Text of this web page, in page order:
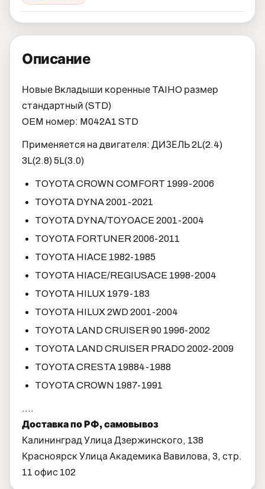
Описание
Новые Вкладыши коренные TAIHO размер
стандартный (STD)
OEM номер: M042A1 STD
Применяется на двигателя: ДИЗЕЛЬ 2L(2.4)
3L(2.8) 5L(3.0)
TOYOTA CROWN COMFORT 1999-2006
TOYOTA DYNA 2001-2021
TOYOTA DYNA/TOYOACE 2001-2004
TOYOTA FORTUNER 2006-2011
TOYOTA HIACE 1982-1985
TOYOTA HIACE/REGIUSACE 1998-2004
TOYOTA HILUX 1979-183
TOYOTA HILUX 2WD 2001-2004
TOYOTA LAND CRUISER 90 1996-2002
TOYOTA LAND CRUISER PRADO 2002-2009
TOYOTA CRESTA 19884-1988
TOYOTA CROWN 1987-1991
....
Доставка по РФ, самовывоз
Калининград Улица Дзержинского, 138
Красноярск Улица Академика Вавилова, 3, стр.
11 офис 102